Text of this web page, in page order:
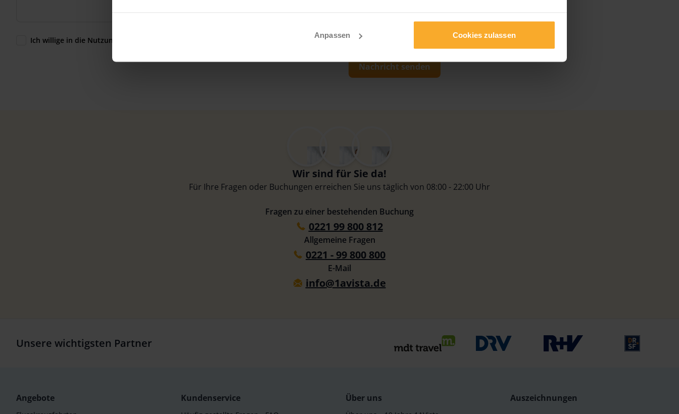
Anpassen Cookies zulassen
Ich willige in die Nutzung meiner Daten gemäß der von 1AVista Reisen GmbH ein.
Nachricht senden
Wir sind für Sie da!
Für Ihre Fragen oder Buchungen erreichen Sie uns täglich von 08:00 - 22:00 Uhr
Fragen zu einer bestehenden Buchung
0221 99 800 812
Allgemeine Fragen
0221 - 99 800 800
E-Mail
info@1avista.de
Unsere wichtigsten Partner
Angebote Kundenservice Über uns Auszeichnungen